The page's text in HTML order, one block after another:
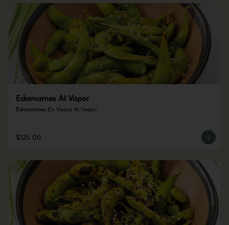
Edamames Al Vapor
Edamames En Vaina Al Vapor
$125.00